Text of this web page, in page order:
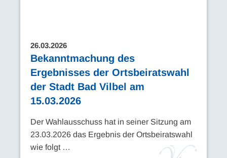
26.03.2026
Bekanntmachung des
Ergebnisses der Ortsbeiratswahl
der Stadt Bad Vilbel am
15.03.2026
Der Wahlausschuss hat in seiner Sitzung am
23.03.2026 das Ergebnis der Ortsbeiratswahl
wie folgt …